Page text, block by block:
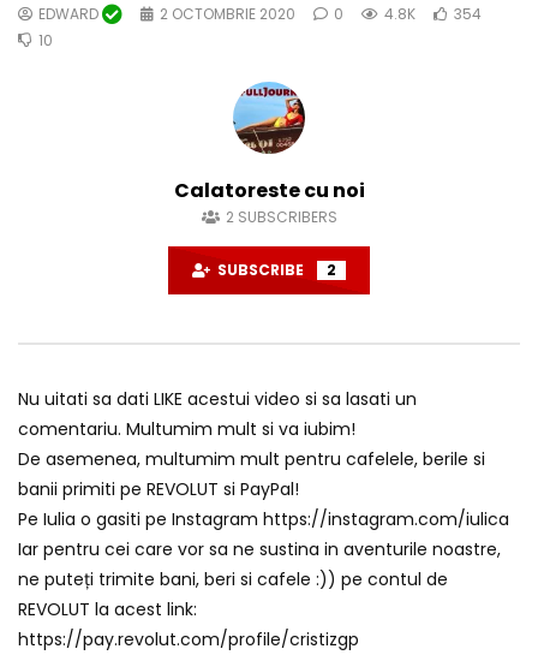
EDWARD 2 OCTOMBRIE 2020 0 4.8K
354
10
Calatoreste cu noi
2 SUBSCRIBERS
SUBSCRIBE 2
Nu uitati sa dati LIKE acestui video si sa lasati un
comentariu. Multumim mult si va iubim!
De asemenea, multumim mult pentru cafelele, berile si
banii primiti pe REVOLUT si PayPal!
Pe Iulia o gasiti pe Instagram https://instagram.com/iulica
Iar pentru cei care vor sa ne sustina in aventurile noastre,
ne puteți trimite bani, beri si cafele :)) pe contul de
REVOLUT la acest link:
https://pay.revolut.com/profile/cristizgp